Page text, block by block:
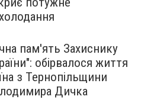
пам'ять Захиснику
обірвалося життя
з Тернопільщини
Дичка